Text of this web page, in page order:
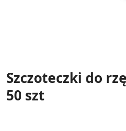
Szczoteczki do
50 szt